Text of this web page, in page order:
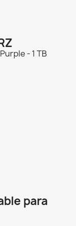
- 1 TB
para